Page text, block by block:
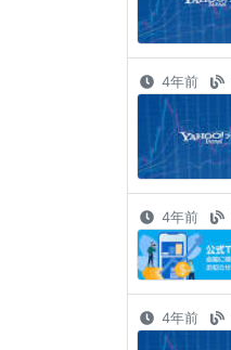
4年前
4年前
4年前